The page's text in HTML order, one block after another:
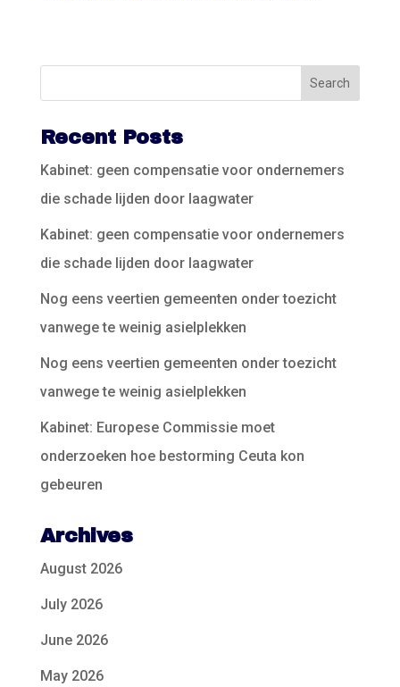
Recent Posts
Kabinet: geen compensatie voor ondernemers
die schade lijden door laagwater
Kabinet: geen compensatie voor ondernemers
die schade lijden door laagwater
Nog eens veertien gemeenten onder toezicht
vanwege te weinig asielplekken
Nog eens veertien gemeenten onder toezicht
vanwege te weinig asielplekken
Kabinet: Europese Commissie moet
onderzoeken hoe bestorming Ceuta kon
gebeuren
Archives
August 2026
July 2026
June 2026
May 2026